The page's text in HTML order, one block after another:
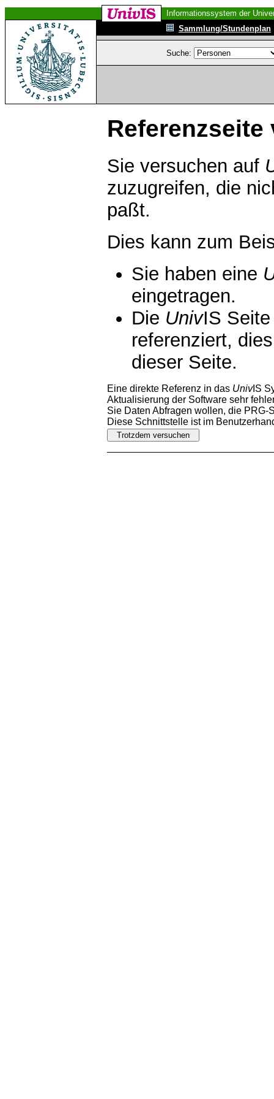
Informationssystem der
Sammlung/Stundenplan
Suche:
Referenzseite
Sie versuchen auf
zuzugreifen, die
paßt.
Dies kann zum
Sie haben eine
eingetragen.
Die UnivIS
referenziert,
dieser Seite.
Eine direkte Referenz in das UnivIS
Aktualisierung der Software sehr
Sie Daten Abfragen wollen, die PRG-
Diese Schnittstelle ist im